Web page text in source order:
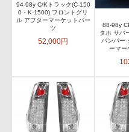
94-98y C/Kトラック(C-150
0・K-1500) フロントグリ
ル アフターマーケットパー
ツ
52,000円
88-98y
タホ サバ
バンパー
ーマー